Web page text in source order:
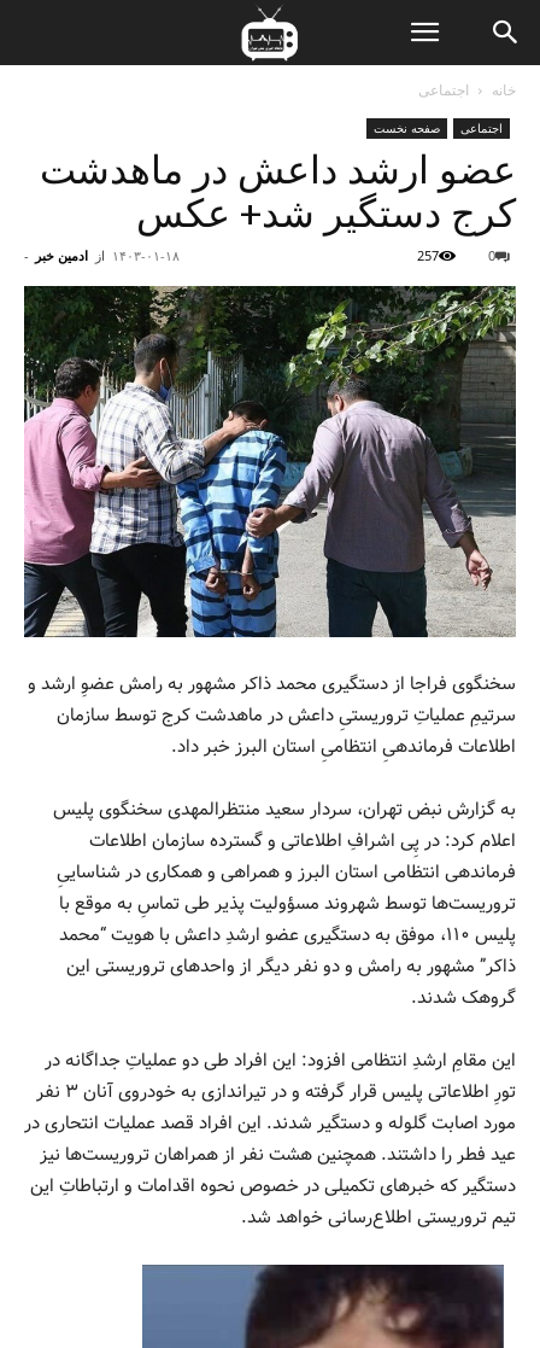
خانه اجتماعی
اجتماعی صفحه نخست
عضو ارشد داعش در ماهدشت
کرج دستگیر شد+ عکس
از ادمین خبر - ۱۴۰۳-۰۱-۱۸ 0
257
سخنگوی فراجا از دستگیری محمد ذاکر مشهور به رامش عضوِ ارشد و
سرتیمِ عملیاتِ تروریستیِ داعش در ماهدشت کرج توسط سازمان
اطلاعات فرماندهیِ انتظامیِ استان البرز خبر داد.
به گزارش نبض تهران، سردار سعید منتظرالمهدی سخنگوی پلیس
اعلام کرد: در پِی اشرافِ اطلاعاتی و گسترده سازمان اطلاعات
فرماندهی انتظامی استان البرز و همراهی و همکاری در شناساییِ
تروریست‌ها توسط شهروند مسؤولیت پذیر طی تماسِ به موقع با
پلیس ۱۱۰، موفق به دستگیری عضو ارشدِ داعش با هویت “محمد
ذاکر” مشهور به رامش و دو نفر دیگر از واحدهای تروریستی این
گروهک شدند.
این مقامِ ارشدِ انتظامی افزود: این افراد طی دو عملیاتِ جداگانه در
تورِ اطلاعاتی پلیس قرار گرفته و در تیراندازی به خودروی آنان ۳ نفر
مورد اصابت گلوله و دستگیر شدند. این افراد قصد عملیات انتحاری در
عید فطر را داشتند. همچنین هشت نفر از همراهان تروریست‌ها نیز
دستگیر که خبرهای تکمیلی در خصوص نحوه اقدامات و ارتباطاتِ این
تیم تروریستی اطلاع‌رسانی خواهد شد.